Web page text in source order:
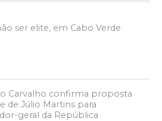
ser elite, em Cabo Verde
Carvalho confirma proposta
de Júlio Martins para
geral da República